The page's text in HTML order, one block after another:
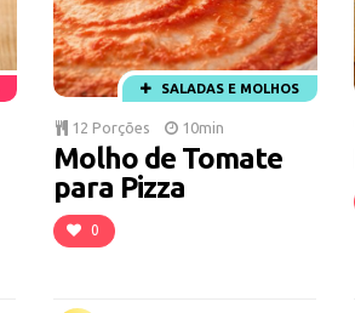
SALADAS E MOLHOS
12 Porções 10min
Molho de Tomate
para Pizza
0